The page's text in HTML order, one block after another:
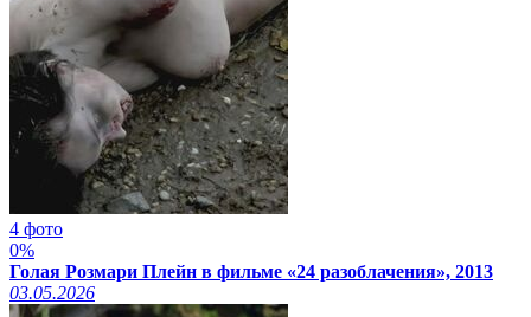
4 фото
0%
Голая Розмари Плейн в фильме «24 разоблачения», 2013
03.05.2026